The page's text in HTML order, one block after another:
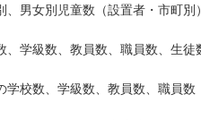
別児童数（設置者・市町別）
数、教員数、職員数、生徒数
、学級数、教員数、職員数（